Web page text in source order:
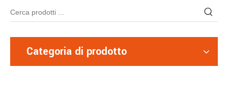
Categoria di prodotto